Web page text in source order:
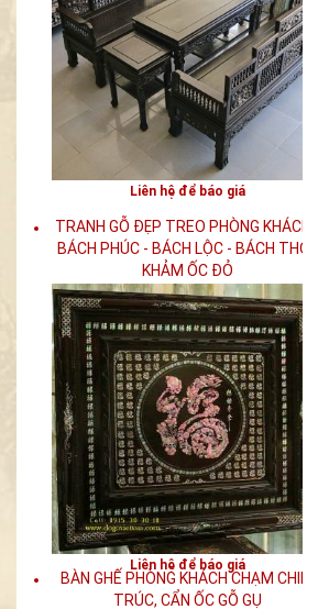
Liên hệ để báo giá
TRANH GỖ ĐẸP TREO PHÒNG KHÁCH [
BÁCH PHÚC - BÁCH LỘC - BÁCH THỌ ]
KHẢM ỐC ĐỎ
Liên hệ để báo giá
BÀN GHẾ PHÒNG KHÁCH CHẠM CHIM
TRÚC, CẨN ỐC GỖ GỤ